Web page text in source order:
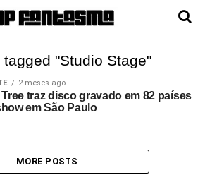
"Studio Stage"
2 meses ago
traz disco gravado em 82 países
em São Paulo
MORE POSTS